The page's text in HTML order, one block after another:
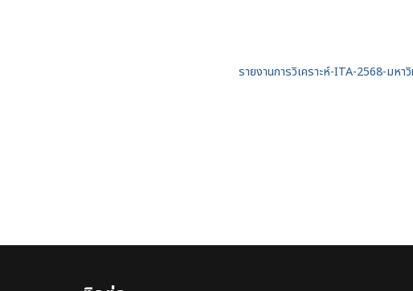
รายงานการวิเคราะห์-ITA-2568-มหา